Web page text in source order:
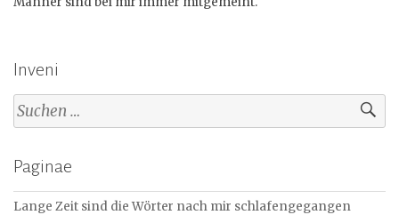
Inveni
Suchen
nach:
Paginae
Lange Zeit sind die Wörter nach mir schlafengegangen